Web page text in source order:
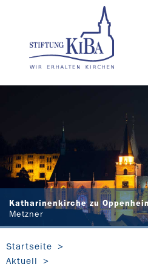
Katharinenkirche zu
Metzner
Startseite
Aktuell